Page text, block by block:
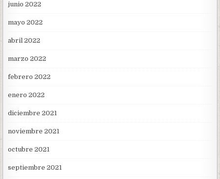
junio 2022
mayo 2022
abril 2022
marzo 2022
febrero 2022
enero 2022
diciembre 2021
noviembre 2021
octubre 2021
septiembre 2021